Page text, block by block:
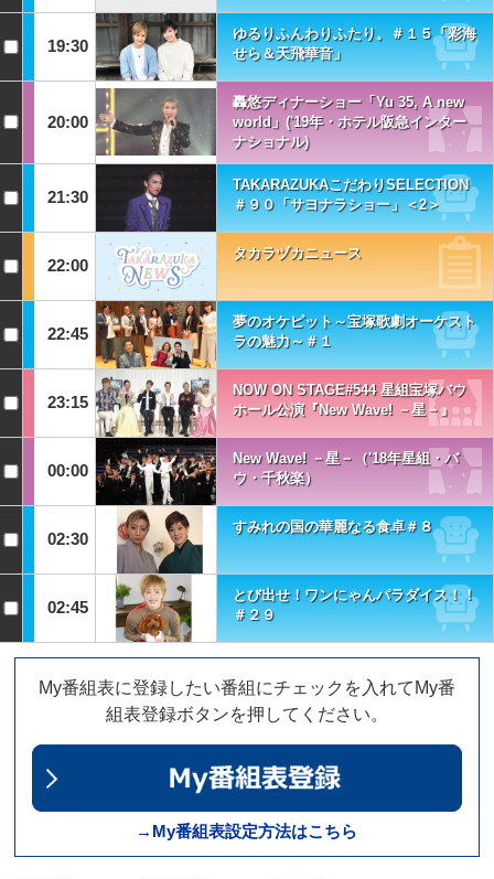
19:30
ゆるりふんわりふたり。＃１５「彩海
せら＆天飛華音」
20:00
轟悠ディナーショー「Yu 35, A new
world」('19年・ホテル阪急インター
ナショナル)
21:30
TAKARAZUKAこだわりSELECTION
＃９０「サヨナラショー」＜2＞
22:00
タカラヅカニュース
22:45
夢のオケピット～宝塚歌劇オーケスト
ラの魅力～＃１
23:15
NOW ON STAGE#544 星組宝塚バウ
ホール公演『New Wave! －星－』
00:00
New Wave! －星－（'18年星組・バ
ウ・千秋楽）
02:30
すみれの国の華麗なる食卓＃８
02:45
とび出せ！ワンにゃんパラダイス！！
＃２９
My番組表に登録したい番組にチェックを入れてMy番
組表登録ボタンを押してください。
→My番組表設定方法はこちら